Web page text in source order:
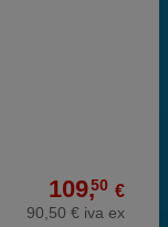
109,50 €
90,50 € iva ex